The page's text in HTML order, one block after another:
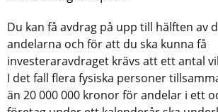
Du kan få avdrag på upp till hälften av
andelarna och för att du ska kunna få
investeraravdraget krävs att ett antal
I det fall flera fysiska personer
än 20 000 000 kronor för andelar i ett